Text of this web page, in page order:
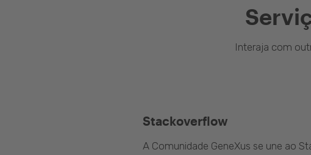
Interaja com
Stackoverflow
A Comunidade GeneXus se une ao